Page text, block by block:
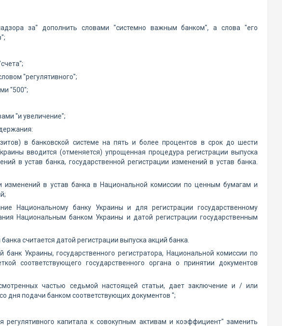
за" дополнить словами "системно важным банком", а слова "его
"регулятивного";
"500";
"и увеличение";
в банковской системе на пять и более процентов в срок до шести
вводится (отменяется) упрощенная процедура регистрации выпуска
в устав банка, государственной регистрации изменений в устав банка.
изменений в устав банка в Национальной комиссии по ценным бумагам и
Национальному банку Украины и для регистрации государственному
Национальным банком Украины и датой регистрации государственным
считается датой регистрации выпуска акций банка.
Украины, государственного регистратора, Национальной комиссии по
соответствующего государственного органа о принятии документов
частью седьмой настоящей статьи, дает заключение и / или
дня подачи банком соответствующих документов ";
капитала к совокупным активам и коэффициент" заменить